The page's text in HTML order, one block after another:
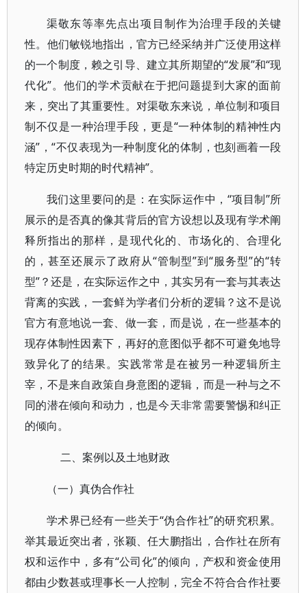
渠敬东等率先点出项目制作为治理手段的关键
性。他们敏锐地指出，官方已经采纳并广泛使用这样
的一个制度，赖之引导、建立其所期望的“发展”和“现
代化”。他们的学术贡献在于把问题提到大家的面前
来，突出了其重要性。对渠敬东来说，单位制和项目
制不仅是一种治理手段，更是“一种体制的精神性内
涵”，“不仅表现为一种制度化的体制，也刻画着一段
特定历史时期的时代精神”。
我们这里要问的是：在实际运作中，“项目制”所
展示的是否真的像其背后的官方设想以及现有学术阐
释所指出的那样，是现代化的、市场化的、合理化
的，甚至还展示了政府从“管制型”到“服务型”的“转
型”？还是，在实际运作之中，其实另有一套与其表达
背离的实践，一套鲜为学者们分析的逻辑？这不是说
官方有意地说一套、做一套，而是说，在一些基本的
现存体制性因素下，再好的意图似乎都不可避免地导
致异化了的结果。实践常常是在被另一种逻辑所主
宰，不是来自政策自身意图的逻辑，而是一种与之不
同的潜在倾向和动力，也是今天非常需要警惕和纠正
的倾向。
二、案例以及土地财政
（一）真伪合作社
学术界已经有一些关于“伪合作社”的研究积累。
举其最近突出者，张颖、任大鹏指出，合作社在所有
权和运作中，多有“公司化”的倾向，产权和资金使用
都由少数甚或理事长一人控制，完全不符合合作社要